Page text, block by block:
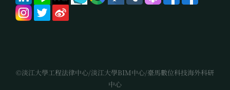
©淡江大學工程法律中心/淡江大學BIM中心/臺馬數位科技海外科研
中心